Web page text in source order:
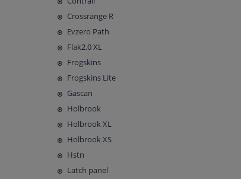
Crossrange R
Evzero Path
Flak2.0 XL
Frogskins
Frogskins Lite
Gascan
Holbrook
Holbrook XL
Holbrook XS
Hstn
Latch panel